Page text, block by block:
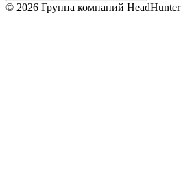
© 2026 Группа компаний HeadHunter